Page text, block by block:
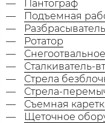
Пантограф
Подъемная
Ротатор
Сталкиватель-
Стрела
Стрела-
Съемная
Щеточное